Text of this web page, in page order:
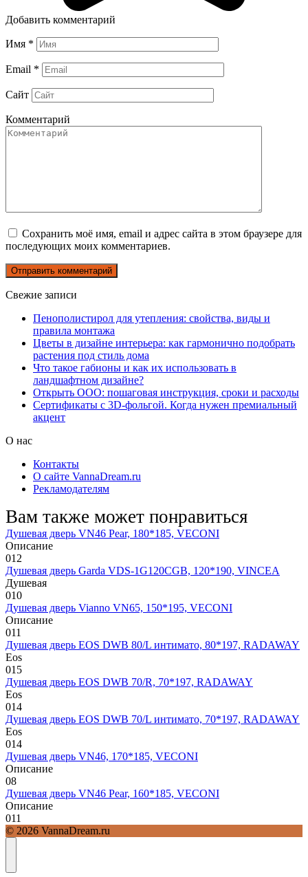
Добавить комментарий
Имя *
Email *
Сайт
Комментарий
Сохранить моё имя, email и адрес сайта в этом браузере для
последующих моих комментариев.
Свежие записи
Пенополистирол для утепления: свойства, виды и
правила монтажа
Цветы в дизайне интерьера: как гармонично подобрать
растения под стиль дома
Что такое габионы и как их использовать в
ландшафтном дизайне?
Открыть ООО: пошаговая инструкция, сроки и расходы
Сертификаты с 3D-фольгой. Когда нужен премиальный
акцент
О нас
Контакты
О сайте VannaDream.ru
Рекламодателям
Вам также может понравиться
Душевая дверь VN46 Pear, 180*185, VECONI
Описание
012
Душевая дверь Garda VDS-1G120CGB, 120*190, VINCEA
Душевая
010
Душевая дверь Vianno VN65, 150*195, VECONI
Описание
011
Душевая дверь EOS DWB 80/L интимато, 80*197, RADAWAY
Eos
015
Душевая дверь EOS DWB 70/R, 70*197, RADAWAY
Eos
014
Душевая дверь EOS DWB 70/L интимато, 70*197, RADAWAY
Eos
014
Душевая дверь VN46, 170*185, VECONI
Описание
08
Душевая дверь VN46 Pear, 160*185, VECONI
Описание
011
© 2026 VannaDream.ru